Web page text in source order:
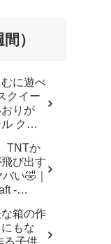
）
むに遊べ
クイー
りが
ロ
TNTか
び出す
い🤣｜
-
な箱の作
もな
る子供